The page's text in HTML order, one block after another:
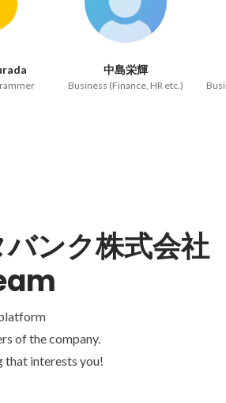
中島栄輝
Business (Finance, HR etc.)
ンク株式会社
of the company.
that interests you!